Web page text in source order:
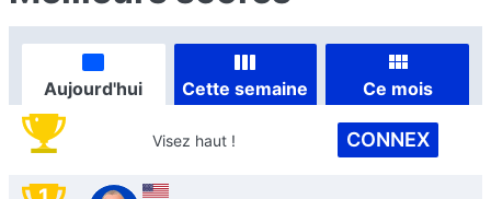
Aujourd'hui Cette semaine Ce mois
Visez haut ! CONNEX